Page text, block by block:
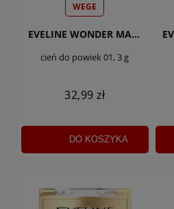
WEGE
EVELINE WONDER MATCH
cień do powiek 01, 3 g
32,99 zł
DO KOSZYKA